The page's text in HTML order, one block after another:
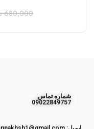
680,000
ﺷﻤﺎره ﺗﻤﺎس:
09022849757